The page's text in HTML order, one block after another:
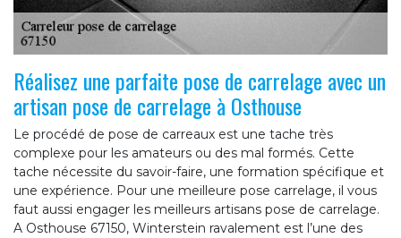
Réalisez une parfaite pose de carrelage avec un
artisan pose de carrelage à Osthouse
Le procédé de pose de carreaux est une tache très
complexe pour les amateurs ou des mal formés. Cette
tache nécessite du savoir-faire, une formation spécifique et
une expérience. Pour une meilleure pose carrelage, il vous
faut aussi engager les meilleurs artisans pose de carrelage.
A Osthouse 67150, Winterstein ravalement est l’une des